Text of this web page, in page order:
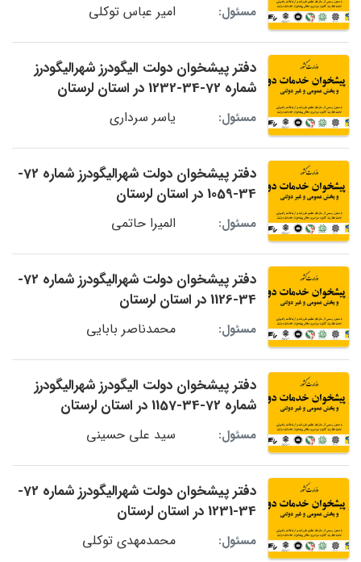
مسئول: امیر عباس توکلی
دفتر پیشخوان دولت الیگودرز شهرالیگودرز
شماره 72-34-1232 در استان لرستان
مسئول: یاسر سرداری
دفتر پیشخوان دولت شهرالیگودرز شماره 72-
34-1059 در استان لرستان
مسئول: المیرا حاتمی
دفتر پیشخوان دولت شهرالیگودرز شماره 72-
34-1126 در استان لرستان
مسئول: محمدناصر بابایی
دفتر پیشخوان دولت الیگودرز شهرالیگودرز
شماره 72-34-1157 در استان لرستان
مسئول: سید علی حسینی
دفتر پیشخوان دولت شهرالیگودرز شماره 72-
34-1231 در استان لرستان
مسئول: محمدمهدی توکلی